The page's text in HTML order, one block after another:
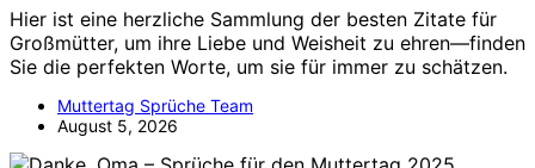
Hier ist eine herzliche Sammlung der besten Zitate für
Großmütter, um ihre Liebe und Weisheit zu ehren—finden
Sie die perfekten Worte, um sie für immer zu schätzen.
Muttertag Sprüche Team
August 5, 2026